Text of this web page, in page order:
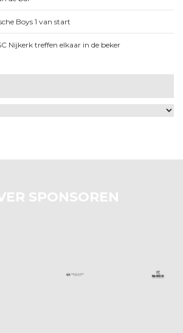
Boys 1 van start
Nijkerk treffen elkaar in de beker
SPONSOREN